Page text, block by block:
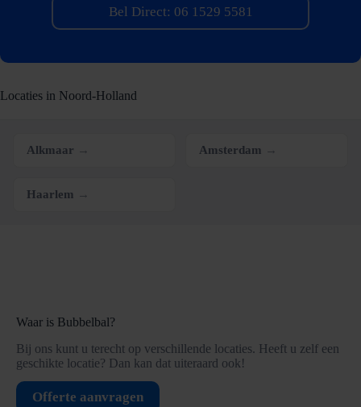
Bel Direct: 06 1529 5581
Locaties in Noord-Holland
Alkmaar → Amsterdam →
Haarlem →
Waar is Bubbelbal?
Bij ons kunt u terecht op verschillende locaties. Heeft u zelf een
geschikte locatie? Dan kan dat uiteraard ook!
Offerte aanvragen